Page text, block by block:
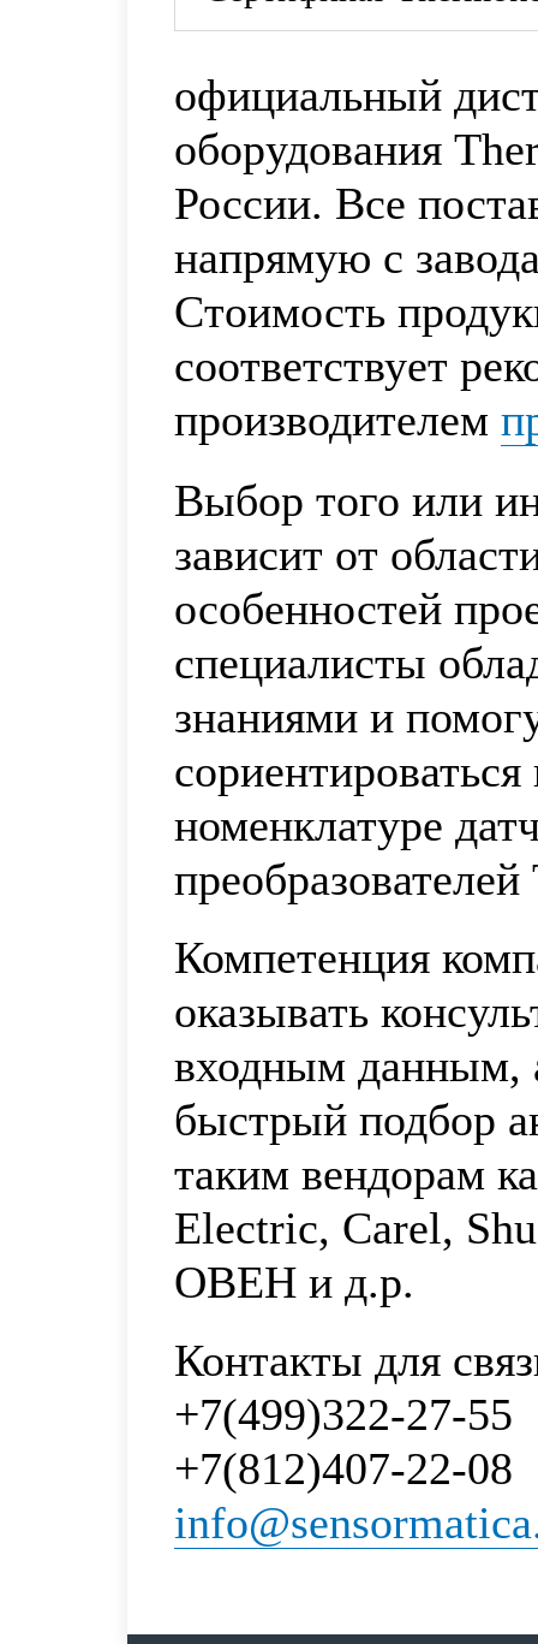
официальный
оборудования
России. Все
напрямую с
Стоимость
соответствует
производителем
Выбор того или
зависит от
особенностей
специалисты
знаниями и
номенклатуре
Компетенция
оказывать
входным данным,
быстрый подбор
таким вендорам
Electric, Carel,
ОВЕН и д.р.
Контакты для
+7(499)322-27-55
+7(812)407-22-08